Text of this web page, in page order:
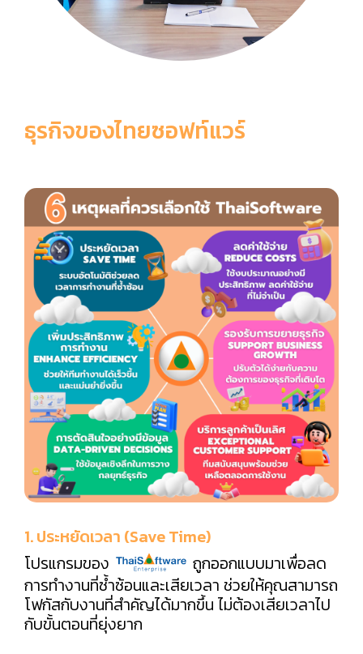
ธุรกิจของไทยซอฟท์แวร์
1. ประหยัดเวลา (Save Time)
โปรแกรมของ
ถูกออกแบบมาเพื่อลด
การทำงานที่ซ้ำซ้อนและเสียเวลา ช่วยให้คุณสามารถ
โฟกัสกับงานที่สำคัญได้มากขึ้น ไม่ต้องเสียเวลาไป
กับขั้นตอนที่ยุ่งยาก